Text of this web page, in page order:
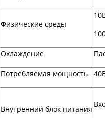
Физические среды
Охлаждение
Потребляемая мощность
Внутренний блок питания